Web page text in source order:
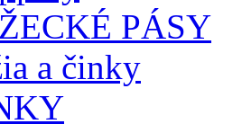
PÁSY
a činky